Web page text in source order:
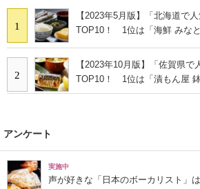
1
【2023年5月版】「北海道で
TOP10！ 1位は「海鮮 みなと
2
【2023年10月版】「佐賀県
TOP10！ 1位は「漬もん屋 鉢
アンケート
実施中
声が好きな「日本のボーカリスト」